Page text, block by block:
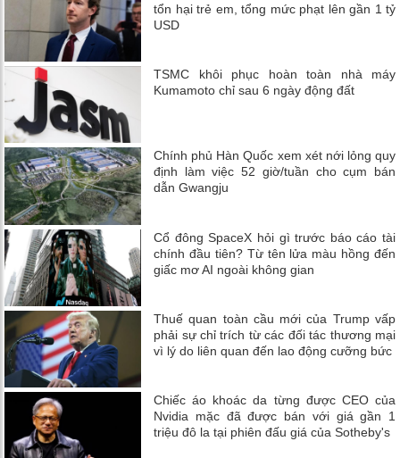
tổn hại trẻ em, tổng mức phạt lên gần 1 tỷ
USD
TSMC khôi phục hoàn toàn nhà máy
Kumamoto chỉ sau 6 ngày động đất
Chính phủ Hàn Quốc xem xét nới lỏng quy
định làm việc 52 giờ/tuần cho cụm bán
dẫn Gwangju
Cổ đông SpaceX hỏi gì trước báo cáo tài
chính đầu tiên? Từ tên lửa màu hồng đến
giấc mơ AI ngoài không gian
Thuế quan toàn cầu mới của Trump vấp
phải sự chỉ trích từ các đối tác thương mại
vì lý do liên quan đến lao động cưỡng bức
Chiếc áo khoác da từng được CEO của
Nvidia mặc đã được bán với giá gần 1
triệu đô la tại phiên đấu giá của Sotheby's